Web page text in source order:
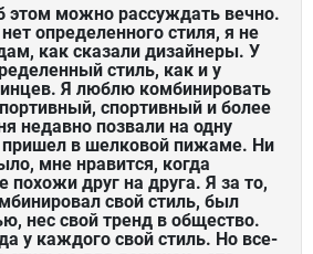
этом можно рассуждать вечно.
определенного стиля, я не
как сказали дизайнеры. У
стиль, как и у
Я люблю комбинировать
спортивный и более
недавно позвали на одну
пришел в шелковой пижаме. Ни
мне нравится, когда
похожи друг на друга. Я за то,
свой стиль, был
нес свой тренд в общество.
у каждого свой стиль. Но все-